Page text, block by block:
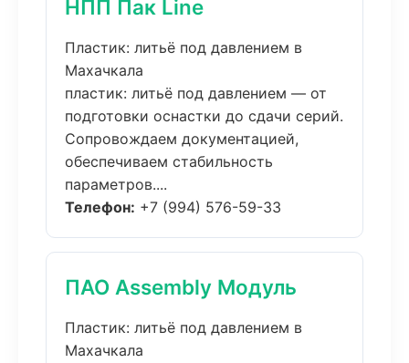
НПП Пак Line
Пластик: литьё под давлением в
Махачкала
пластик: литьё под давлением — от
подготовки оснастки до сдачи серий.
Сопровождаем документацией,
обеспечиваем стабильность
параметров....
Телефон: +7 (994) 576-59-33
ПАО Assembly Модуль
Пластик: литьё под давлением в
Махачкала